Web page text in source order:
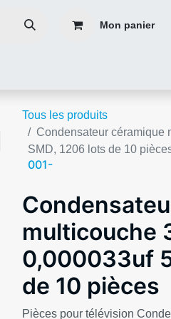
Mon panier
Tous les produits
Condensateur céramique
SMD, 1206 lots de 10
001-
multicouche
0,000033uf
de 10 pièces
Pièces pour télévision